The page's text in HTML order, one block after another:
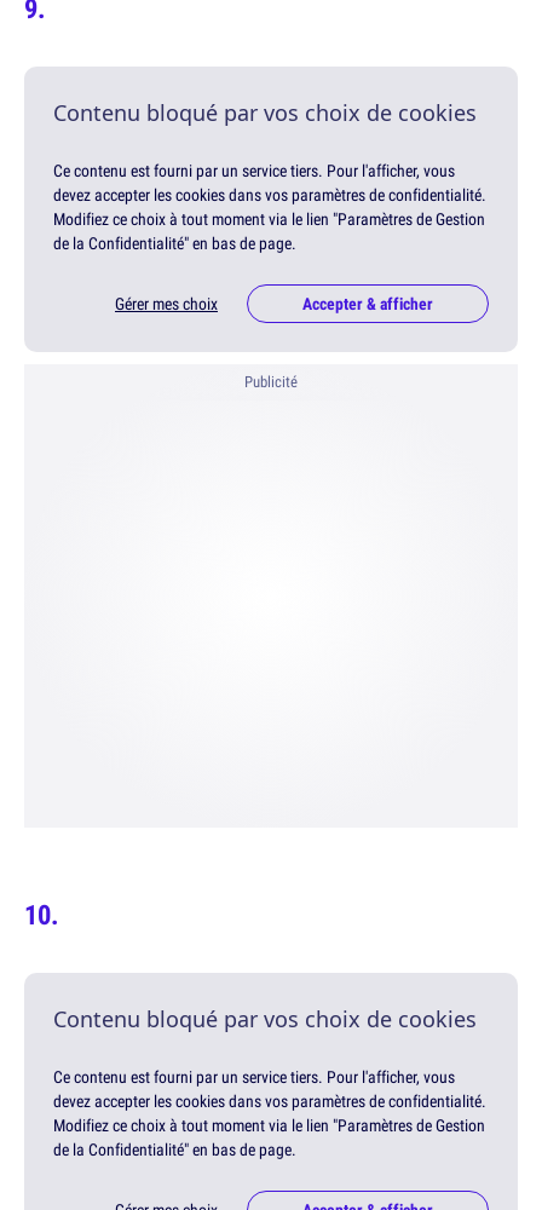
Contenu bloqué par vos choix de cookies
Ce contenu est fourni par un service tiers. Pour l'afficher, vous
devez accepter les cookies dans vos paramètres de confidentialité.
Modifiez ce choix à tout moment via le lien "Paramètres de Gestion
de la Confidentialité" en bas de page.
Gérer mes choix Accepter & afficher
Publicité
Contenu bloqué par vos choix de cookies
Ce contenu est fourni par un service tiers. Pour l'afficher, vous
devez accepter les cookies dans vos paramètres de confidentialité.
Modifiez ce choix à tout moment via le lien "Paramètres de Gestion
de la Confidentialité" en bas de page.